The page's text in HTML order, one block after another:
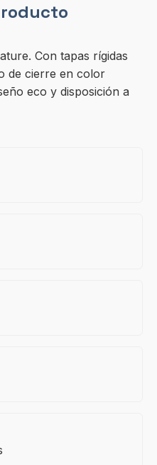
Con tapas rígidas
de cierre en color
eco y disposición a